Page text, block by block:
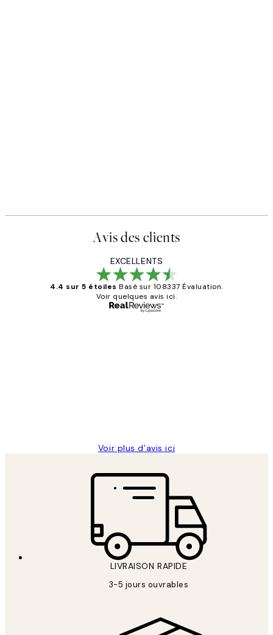
Avis des clients
EXCELLENTS
4.4 sur 5 étoiles Basé sur 108337 Évaluation.
Voir quelques avis ici.
Voir plus d’avis ici
LIVRAISON RAPIDE
3-5 jours ouvrables